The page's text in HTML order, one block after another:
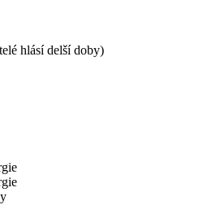
hlásí delší doby)